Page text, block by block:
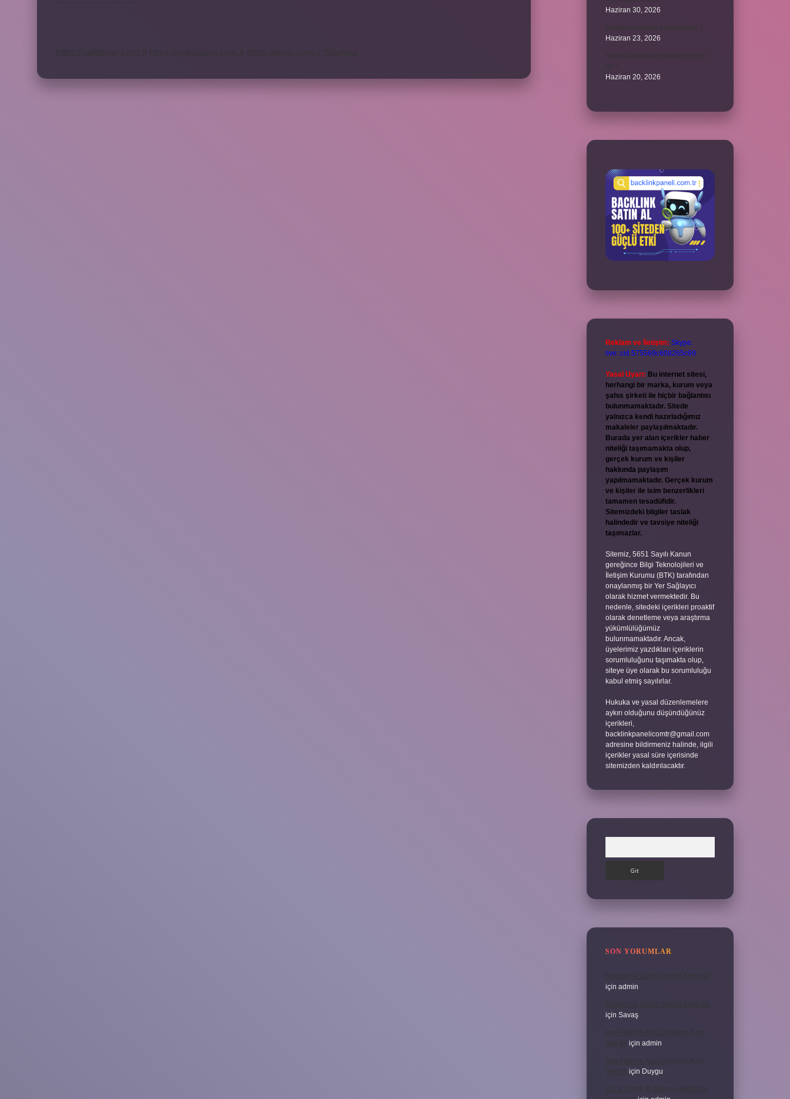
Haziran 30, 2026
Haziran 23, 2026
Haziran 20, 2026
Reklam ve İletişim: Skype:
live:.cid.575569c608265c69
Yasal Uyarı: Bu internet sitesi,
herhangi bir marka, kurum veya
şahıs şirketi ile hiçbir bağlantısı
bulunmamaktadır. Sitede
yalnızca kendi hazırladığımız
makaleler paylaşılmaktadır.
Burada yer alan içerikler haber
niteliği taşımamakta olup,
gerçek kurum ve kişiler
hakkında paylaşım
yapılmamaktadır. Gerçek kurum
ve kişiler ile isim benzerlikleri
tamamen tesadüfidir.
Sitemizdeki bilgiler taslak
halindedir ve tavsiye niteliği
taşımazlar.
Sitemiz, 5651 Sayılı Kanun
gereğince Bilgi Teknolojileri ve
İletişim Kurumu (BTK) tarafından
onaylanmış bir Yer Sağlayıcı
olarak hizmet vermektedir. Bu
nedenle, sitedeki içerikleri proaktif
olarak denetleme veya araştırma
yükümlülüğümüz
bulunmamaktadır. Ancak,
üyelerimiz yazdıkları içeriklerin
sorumluluğunu taşımakta olup,
siteye üye olarak bu sorumluluğu
kabul etmiş sayılırlar.
Hukuka ve yasal düzenlemelere
aykırı olduğunu düşündüğünüz
içerikleri,
backlinkpanelicomtr@gmail.com
adresine bildirmeniz halinde, ilgili
içerikler yasal süre içerisinde
sitemizden kaldırılacaktır.
SON YORUMLAR
Kumun Ve Zuhûr Teorisi Kime Ait
için admin
Kumun Ve Zuhûr Teorisi Kime Ait
için Savaş
Ana Fikir Ve Ana Düşünce Aynı
Şey Mi için admin
Ana Fikir Ve Ana Düşünce Aynı
Şey Mi için Duygu
1513 Tarihli Ilk Dünya Haritasını